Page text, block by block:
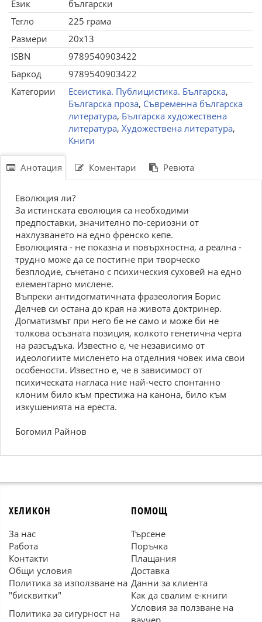
Език
български
Тегло
225 грама
Размери
20x13
ISBN
9789540903422
Баркод
9789540903422
Категории
Есеистика. Публицистика. Българска,
Българска проза, Съвременна българска
литература, Българска художествена
литература, Художествена литература,
Книги
Анотация Коментари Ревюта
Еволюция ли?
За истинската еволюция са необходими
предпоставки, значително по-сериозни от
нахлузването на едно френско кепе.
Еволюцията - не показна и повърхностна, а реална -
трудно може да се постигне при творческо
безплодие, съчетано с психическия суховей на едно
елементарно мислене.
Въпреки антидогматичната фразеология Борис
Делчев си остана до края на живота доктринер.
Догматизмът при него бе не само и може би не
толкова осъзната позиция, колкото генетична черта
на разсъдъка. Известно е, че независимо от
идеологиите мисленето на отделния човек има свои
особености. Известно е, че в зависимост от
психическата нагласа ние най-често спонтанно
клоним било към престижа на канона, било към
изкушенията на ереста.
Богомил Райнов
ХЕЛИКОН
За нас
Работа
Контакти
Общи условия
Политика за използване на
"бисквитки"
Политика за сигурност на
ПОМОЩ
Търсене
Поръчка
Плащания
Доставка
Данни за клиента
Как да свалим е-книги
Условия за ползване на
ваучер